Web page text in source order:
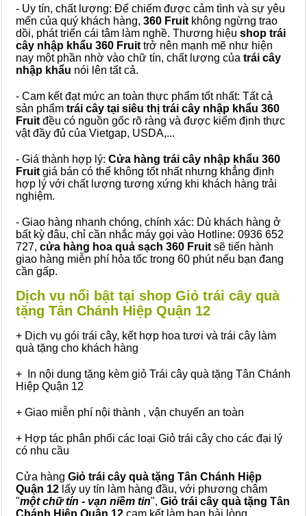
- Uy tín, chất lượng: Để chiếm được cảm tình và sự yêu
mến của quý khách hàng, 360 Fruit không ngừng trao
dồi, phát triển cái tâm làm nghề. Thương hiệu shop trái
cây nhập khẩu 360 Fruit trở nên mạnh mẽ như hiện
nay một phần nhờ vào chữ tín, chất lượng của trái cây
nhập khẩu nói lên tất cả.
- Cam kết đạt mức an toàn thực phẩm tốt nhất: Tất cả
sản phẩm trái cây tại siêu thị trái cây nhập khẩu 360
Fruit đều có nguồn gốc rõ ràng và được kiểm định thực
vật đầy đủ của Vietgap, USDA,...
- Giá thành hợp lý: Cửa hàng trái cây nhập khẩu 360
Fruit giá bán có thể không tốt nhất nhưng khẳng định
hợp lý với chất lượng tương xứng khi khách hàng trải
nghiệm.
- Giao hàng nhanh chóng, chính xác: Dù khách hàng ở
bất kỳ đâu, chỉ cần nhắc máy gọi vào Hotline: 0936 652
727, cửa hàng hoa quả sạch 360 Fruit sẽ tiến hành
giao hàng miễn phí hỏa tốc trong 60 phút nếu bạn đang
cần gấp.
Dịch vụ nổi bật tại shop Giỏ trái cây quà
tặng Tân Chánh Hiệp Quận 12
+ Dịch vụ gói trái cây, kết hợp hoa tươi và trái cây làm
quà tặng cho khách hàng
+ In nội dung tặng kèm giỏ Trái cây quà tặng Tân Chánh
Hiệp Quận 12
+ Giao miễn phí nội thành , vận chuyển an toàn
+ Hợp tác phân phối các loại Giỏ trái cây cho các đại lý
có nhu cầu
Cửa hàng Giỏ trái cây quà tặng Tân Chánh Hiệp
Quận 12 lấy uy tín làm hàng đầu, với phương châm
"một chữ tín - vạn niềm tin", Giỏ trái cây quà tặng Tân
Chánh Hiệp Quận 12 cam kết làm bạn hài lòng.